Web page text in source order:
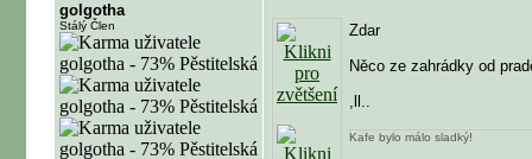
golgotha
Stálý Člen
Zdar
Něco ze zahrádky od
,ll..
Kafe bylo málo sladký!